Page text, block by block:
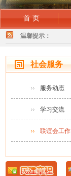
首 页
温馨提示：
社会服务
服务动态
学习交流
联谊会工作